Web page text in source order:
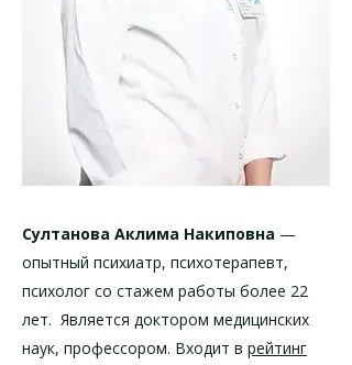
Султанова Аклима Накиповна —
опытный психиатр, психотерапевт,
психолог со стажем работы более 22
лет. Является доктором медицинских
наук, профессором. Входит в рейтинг